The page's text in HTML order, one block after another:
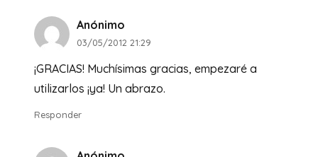
Anónimo
03/05/2012 21:29
¡GRACIAS! Muchísimas gracias, empezaré a
utilizarlos ¡ya! Un abrazo.
Responder